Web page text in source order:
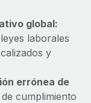
equitativo
Tardas
global:
laborales
y
errónea de
cumplimiento